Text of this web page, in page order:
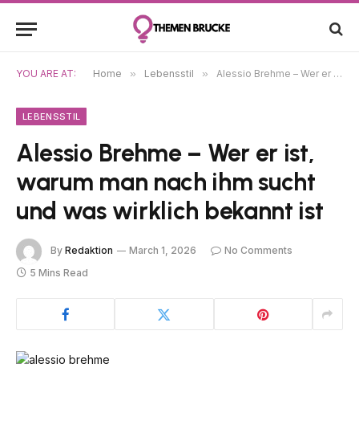
YOU ARE AT: Home » Lebensstil » Alessio Brehme – Wer er ist, warum man nach ihm sucht und was wirklich bekannt ist
LEBENSSTIL
Alessio Brehme – Wer er ist,
warum man nach ihm sucht
und was wirklich bekannt ist
By Redaktion March 1, 2026
No Comments
5 Mins Read